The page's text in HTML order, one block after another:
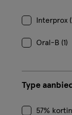
Interprox
Oral-B (1)
Type
57%